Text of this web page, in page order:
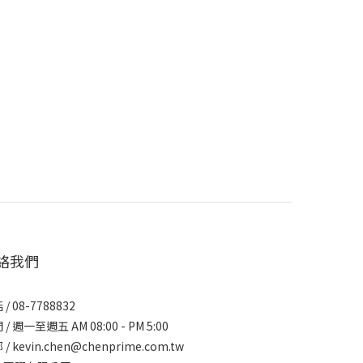
我們
/ 08-7788832
/ 週一至週五 AM 08:00 - PM 5:00
/ kevin.chen@chenprime.com.tw